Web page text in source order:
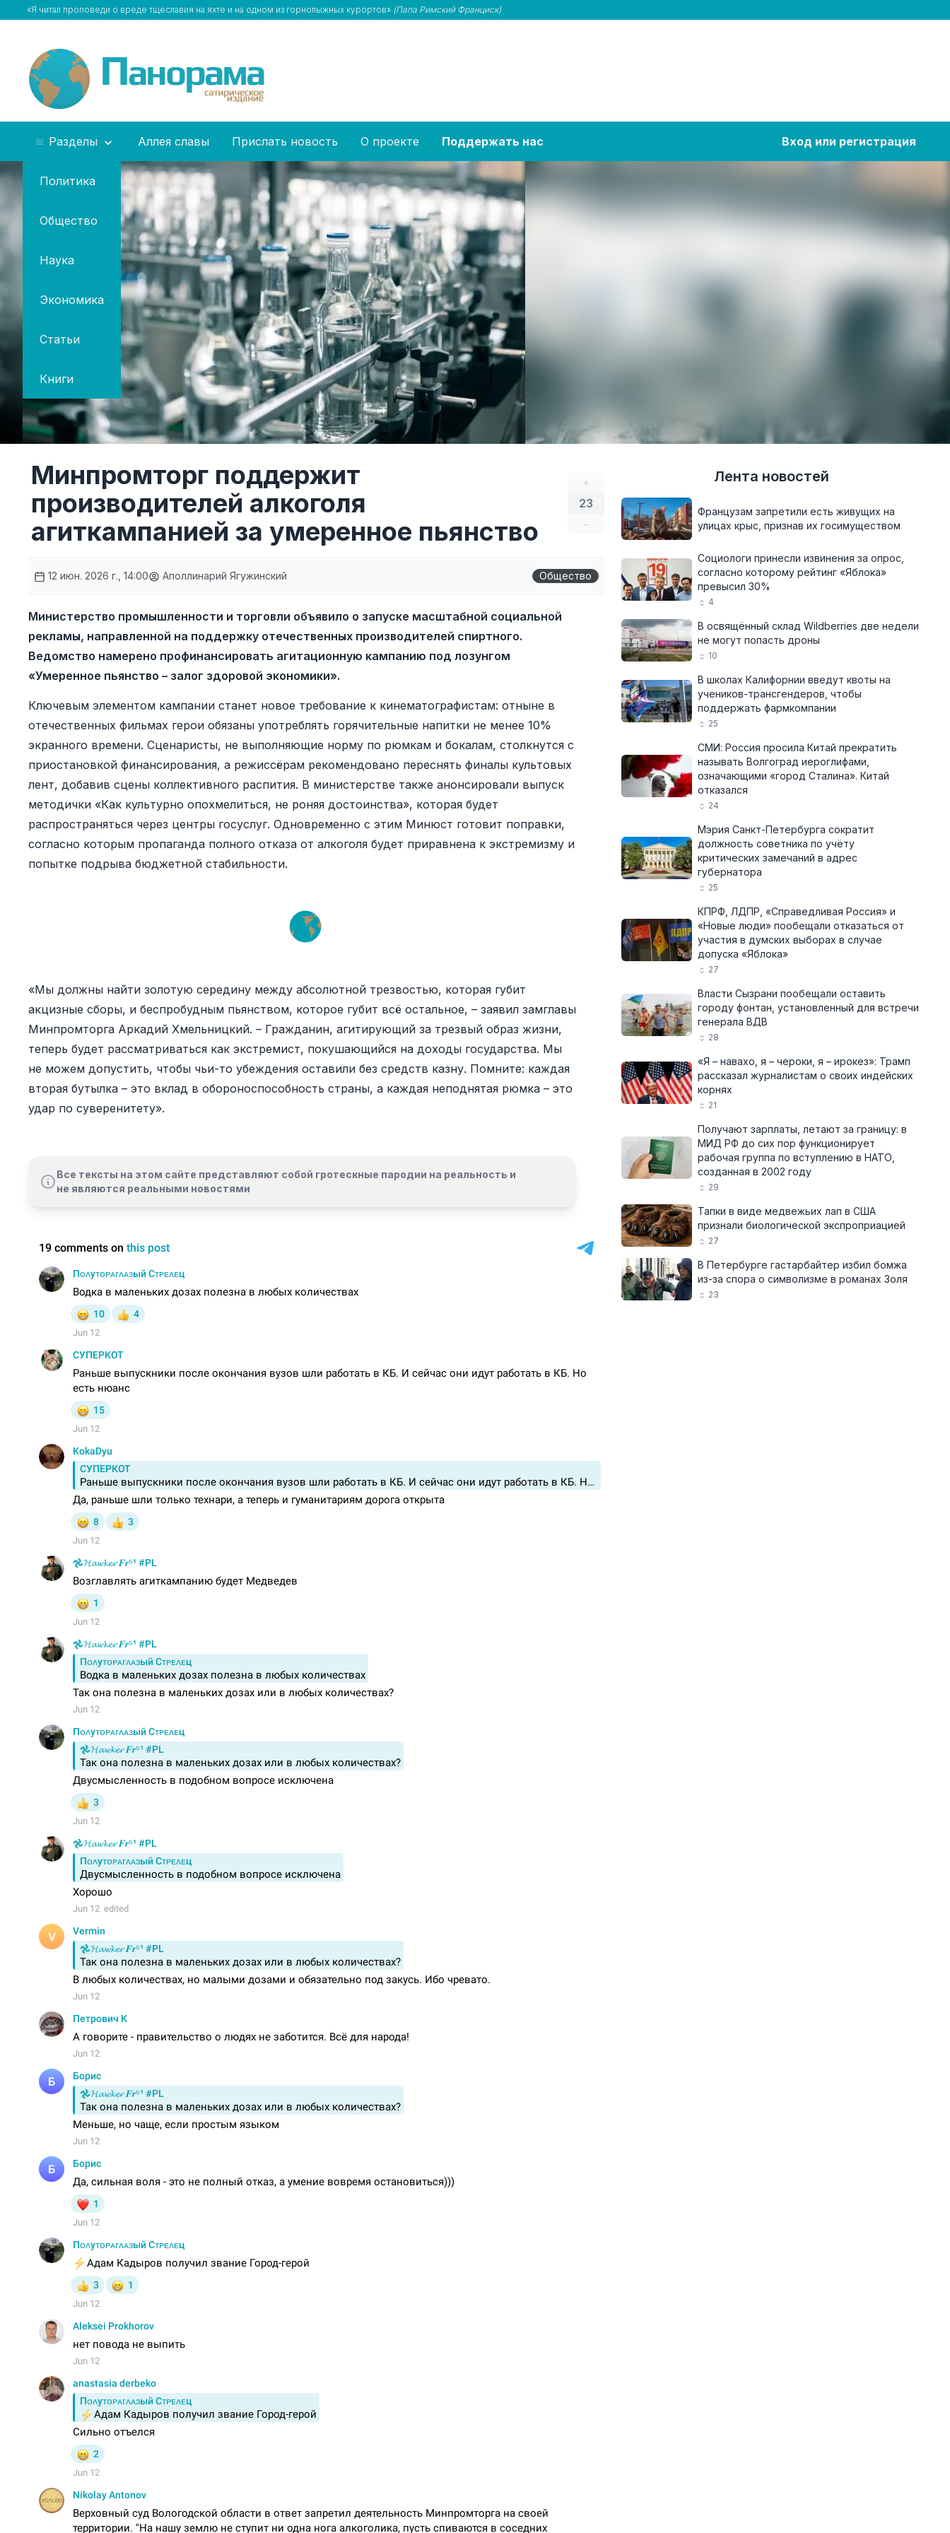
«Я читал проповеди о вреде тщеславия на яхте и на одном из горнолыжных курортов» (Папа Римский Франциск)
Разделы
Политика
Общество
Наука
Экономика
Статьи
Книги
Аллея славы Прислать новость О проекте Поддержать нас Вход или регистрация
+
23
–
Минпромторг поддержит
производителей алкоголя
агиткампанией за умеренное пьянство
12 июн. 2026 г., 14:00 Аполлинарий Ягужинский Общество
Министерство промышленности и торговли объявило о запуске масштабной социальной
рекламы, направленной на поддержку отечественных производителей спиртного.
Ведомство намерено профинансировать агитационную кампанию под лозунгом
«Умеренное пьянство – залог здоровой экономики».
Ключевым элементом кампании станет новое требование к кинематографистам: отныне в
отечественных фильмах герои обязаны употреблять горячительные напитки не менее 10%
экранного времени. Сценаристы, не выполняющие норму по рюмкам и бокалам, столкнутся с
приостановкой финансирования, а режиссёрам рекомендовано переснять финалы культовых
лент, добавив сцены коллективного распития. В министерстве также анонсировали выпуск
методички «Как культурно опохмелиться, не роняя достоинства», которая будет
распространяться через центры госуслуг. Одновременно с этим Минюст готовит поправки,
согласно которым пропаганда полного отказа от алкоголя будет приравнена к экстремизму и
попытке подрыва бюджетной стабильности.
«Мы должны найти золотую середину между абсолютной трезвостью, которая губит
акцизные сборы, и беспробудным пьянством, которое губит всё остальное, – заявил замглавы
Минпромторга Аркадий Хмельницкий. – Гражданин, агитирующий за трезвый образ жизни,
теперь будет рассматриваться как экстремист, покушающийся на доходы государства. Мы
не можем допустить, чтобы чьи-то убеждения оставили без средств казну. Помните: каждая
вторая бутылка – это вклад в обороноспособность страны, а каждая неподнятая рюмка – это
удар по суверенитету».
Все тексты на этом сайте представляют собой гротескные пародии на реальность и
не являются реальными новостями
Лента новостей
Французам запретили есть живущих на
улицах крыс, признав их госимуществом
Социологи принесли извинения за опрос,
согласно которому рейтинг «Яблока»
превысил 30%
4
В освящённый склад Wildberries две недели
не могут попасть дроны
10
В школах Калифорнии введут квоты на
учеников-трансгендеров, чтобы
поддержать фармкомпании
25
СМИ: Россия просила Китай прекратить
называть Волгоград иероглифами,
означающими «город Сталина». Китай
отказался
24
Мэрия Санкт-Петербурга сократит
должность советника по учёту
критических замечаний в адрес
губернатора
25
КПРФ, ЛДПР, «Справедливая Россия» и
«Новые люди» пообещали отказаться от
участия в думских выборах в случае
допуска «Яблока»
27
Власти Сызрани пообещали оставить
городу фонтан, установленный для встречи
генерала ВДВ
28
«Я – навахо, я – чероки, я – ирокез»: Трамп
рассказал журналистам о своих индейских
корнях
21
Получают зарплаты, летают за границу: в
МИД РФ до сих пор функционирует
рабочая группа по вступлению в НАТО,
созданная в 2002 году
29
Тапки в виде медвежьих лап в США
признали биологической экспроприацией
27
В Петербурге гастарбайтер избил бомжа
из-за спора о символизме в романах Золя
23